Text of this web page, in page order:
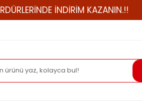
İNDİRİM KAZANIN.!! ÇİM